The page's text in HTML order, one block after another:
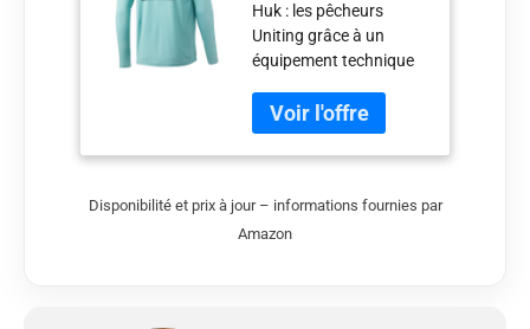
longues pour
homme Protection
solaire Grand
camion Verre de
plage XXL
Huk : les pêcheurs
Uniting grâce à un
équipement technique
votre passion et votre
poursuite peu importe
quand et comment
Disponibilité et prix à jour – informations fournies par
Amazon